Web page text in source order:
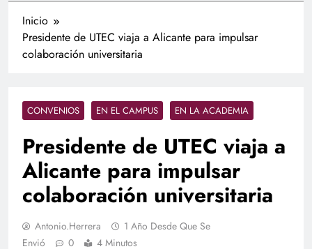
Inicio
Presidente de UTEC viaja a Alicante para impulsar
colaboración universitaria
CONVENIOS EN EL CAMPUS EN LA ACADEMIA
Presidente de UTEC viaja a
Alicante para impulsar
colaboración universitaria
Antonio.herrera
1 Año Desde Que Se
Envió
0 4 Minutos